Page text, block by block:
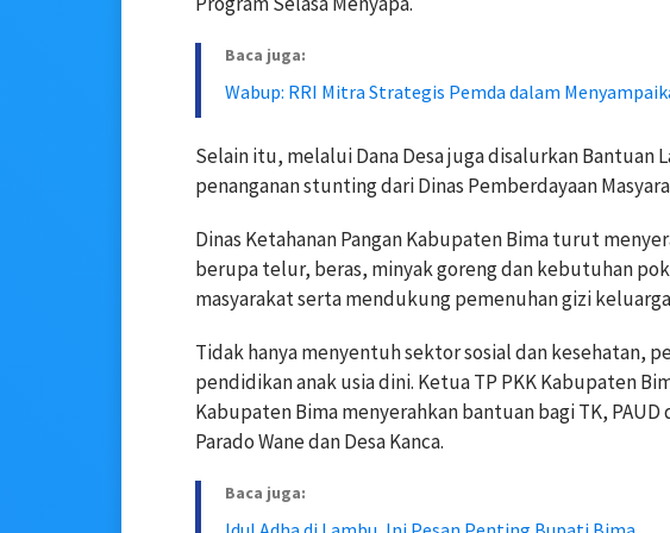
Baca juga:
Wabup: RRI Mitra Strategis Pemda dalam
Selain itu, melalui Dana Desa juga disalurkan Bantuan
penanganan stunting dari Dinas Pemberdayaan
Dinas Ketahanan Pangan Kabupaten Bima turut
berupa telur, beras, minyak goreng dan kebutuhan
masyarakat serta mendukung pemenuhan gizi
Tidak hanya menyentuh sektor sosial dan kesehatan,
pendidikan anak usia dini. Ketua TP PKK Kabupaten
Kabupaten Bima menyerahkan bantuan bagi TK,
Parado Wane dan Desa Kanca.
Baca juga: